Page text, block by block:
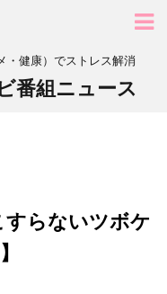
・健康）でストレス解消
番組ニュース
らないツボケ